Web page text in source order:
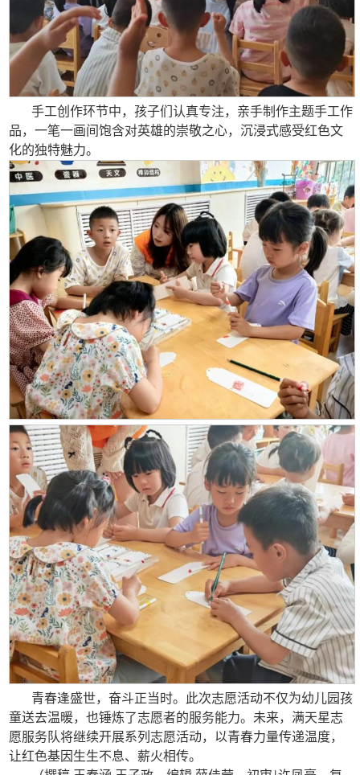
手工创作环节中，孩子们认真专注，亲手制作主题手工作
品，一笔一画间饱含对英雄的崇敬之心，沉浸式感受红色文
化的独特魅力。
青春逢盛世，奋斗正当时。此次志愿活动不仅为幼儿园孩
童送去温暖，也锤炼了志愿者的服务能力。未来，满天星志
愿服务队将继续开展系列志愿活动，以青春力量传递温度，
让红色基因生生不息、薪火相传。